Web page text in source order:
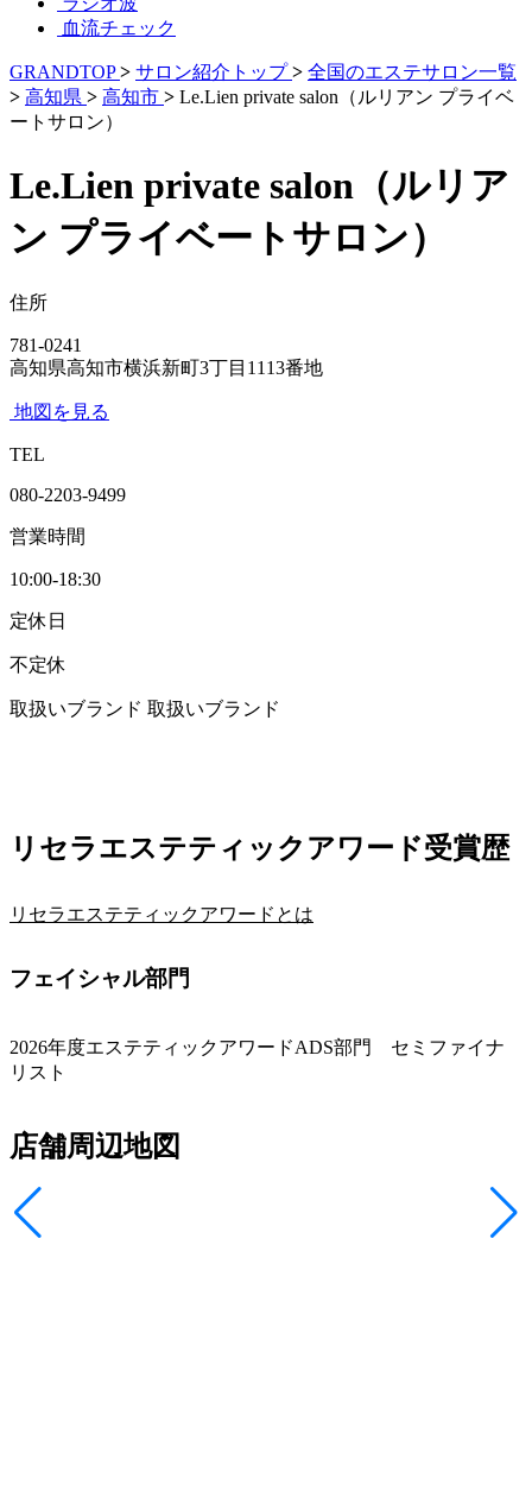
血流チェック
GRANDTOP > サロン紹介トップ > 全国のエステサロン一覧
> 高知県 > 高知市 > Le.Lien private salon（ルリアン プライベ
ートサロン）
Le.Lien private salon（ルリア
ン プライベートサロン）
住所
781-0241
高知県高知市横浜新町3丁目1113番地
地図を見る
TEL
080-2203-9499
営業時間
10:00-18:30
定休日
不定休
取扱いブランド 取扱いブランド
リセラエステティックアワード受賞歴
リセラエステティックアワードとは
フェイシャル部門
2026年度エステティックアワードADS部門 セミファイナ
リスト
店舗周辺地図